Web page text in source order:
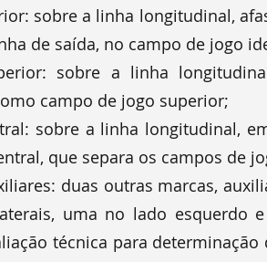
sobre a linha longitudinal,
de saída, no campo de jogo
sobre a linha
campo de jogo superior;
sobre a linha longitudinal,
que separa os campos de
duas outras marcas,
uma no lado esquerdo
técnica para